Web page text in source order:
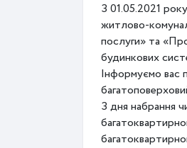
З 01.05.2021
житлово-
послуги» та
будинкових
Інформуємо вас
З дня набрання